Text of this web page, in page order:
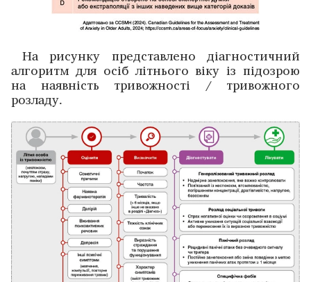
На рисунку ­представлено діагностичний
алгоритм для осіб літнього віку із підозрою
на наявність тривожності / тривожного
розладу.